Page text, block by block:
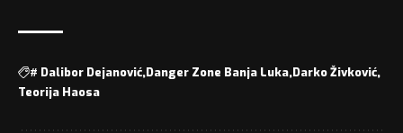
# Dalibor Dejanović Danger Zone Banja Luka Darko Živković
Teorija Haosa